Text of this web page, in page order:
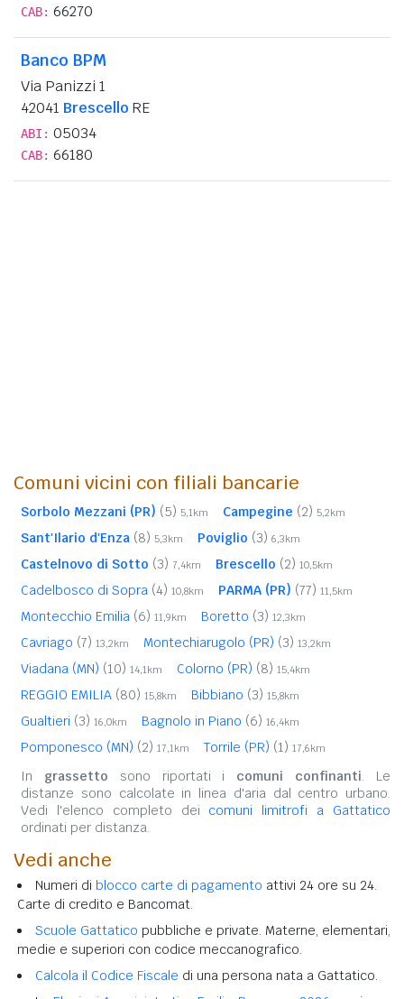
CAB: 66270
Banco BPM
Via Panizzi 1
42041 Brescello RE
ABI: 05034
CAB: 66180
Comuni vicini con filiali bancarie
Sorbolo Mezzani (PR) (5) 5,1km Campegine (2) 5,2km
Sant'Ilario d'Enza (8) 5,3km Poviglio (3) 6,3km
Castelnovo di Sotto (3) 7,4km Brescello (2) 10,5km
Cadelbosco di Sopra (4) 10,8km PARMA (PR) (77) 11,5km
Montecchio Emilia (6) 11,9km Boretto (3) 12,3km
Cavriago (7) 13,2km Montechiarugolo (PR) (3) 13,2km
Viadana (MN) (10) 14,1km Colorno (PR) (8) 15,4km
REGGIO EMILIA (80) 15,8km Bibbiano (3) 15,8km
Gualtieri (3) 16,0km Bagnolo in Piano (6) 16,4km
Pomponesco (MN) (2) 17,1km Torrile (PR) (1) 17,6km
In grassetto sono riportati i comuni confinanti. Le
distanze sono calcolate in linea d'aria dal centro urbano.
Vedi l'elenco completo dei comuni limitrofi a Gattatico
ordinati per distanza.
Vedi anche
Numeri di blocco carte di pagamento attivi 24 ore su 24.
Carte di credito e Bancomat.
Scuole Gattatico pubbliche e private. Materne, elementari,
medie e superiori con codice meccanografico.
Calcola il Codice Fiscale di una persona nata a Gattatico.